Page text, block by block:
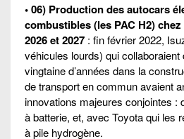
• 06) Production des autocars
combustibles (les PAC H2)
2026 et 2027 : fin février 2022,
véhicules lourds) qui collaboraient
vingtaine d’années dans la
de transport en commun avaient
innovations majeures conjointes :
à batterie, et, avec Toyota qui les
à pile hydrogène.